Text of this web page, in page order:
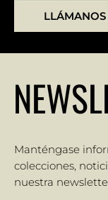
Manténgase
colecciones,
nuestra